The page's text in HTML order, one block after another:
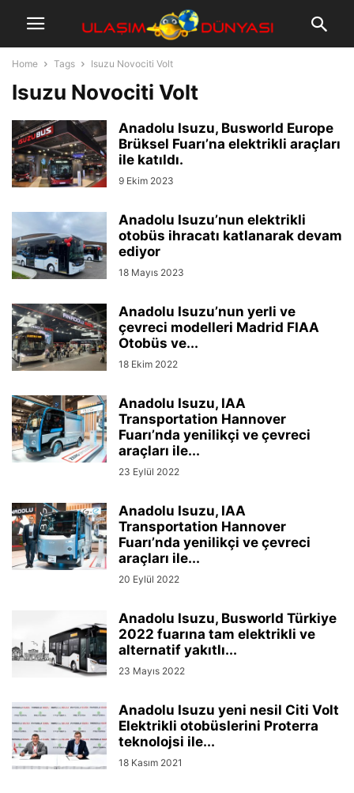
Home Tags Isuzu Novociti Volt
Isuzu Novociti Volt
Anadolu Isuzu, Busworld Europe
Brüksel Fuarı’na elektrikli araçları
ile katıldı.
9 Ekim 2023
Anadolu Isuzu’nun elektrikli
otobüs ihracatı katlanarak devam
ediyor
18 Mayıs 2023
Anadolu Isuzu’nun yerli ve
çevreci modelleri Madrid FIAA
Otobüs ve...
18 Ekim 2022
Anadolu Isuzu, IAA
Transportation Hannover
Fuarı’nda yenilikçi ve çevreci
araçları ile...
23 Eylül 2022
Anadolu Isuzu, IAA
Transportation Hannover
Fuarı’nda yenilikçi ve çevreci
araçları ile...
20 Eylül 2022
Anadolu Isuzu, Busworld Türkiye
2022 fuarına tam elektrikli ve
alternatif yakıtlı...
23 Mayıs 2022
Anadolu Isuzu yeni nesil Citi Volt
Elektrikli otobüslerini Proterra
teknolojsi ile...
18 Kasım 2021